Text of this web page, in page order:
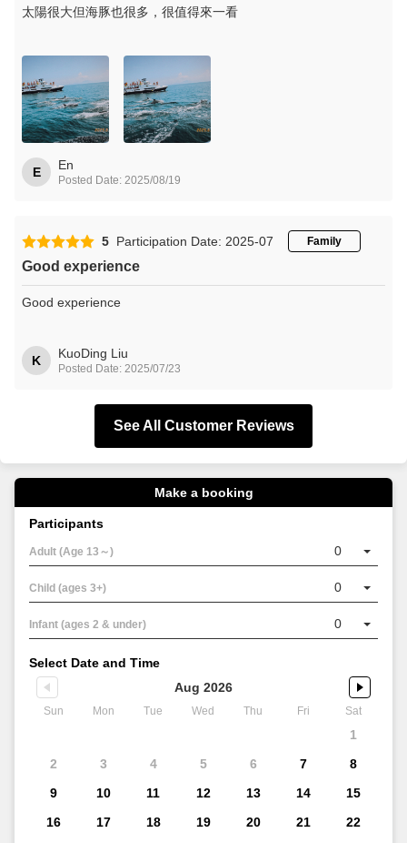
太陽很大但海豚也很多，很值得來一看
E En
Posted Date: 2025/08/19
5 Participation Date: 2025-07 Family
Good experience
Good experience
K KuoDing Liu
Posted Date: 2025/07/23
See All Customer Reviews
Make a booking
Participants
Adult (Age 13～) 0
Child (ages 3+) 0
Infant (ages 2 & under) 0
Select Date and Time
Aug 2026
Sun Mon Tue Wed Thu Fri Sat
1
2
3 4 5 6 7
8
9
10 11 12 13 14
15
16
17 18 19 20 21
22